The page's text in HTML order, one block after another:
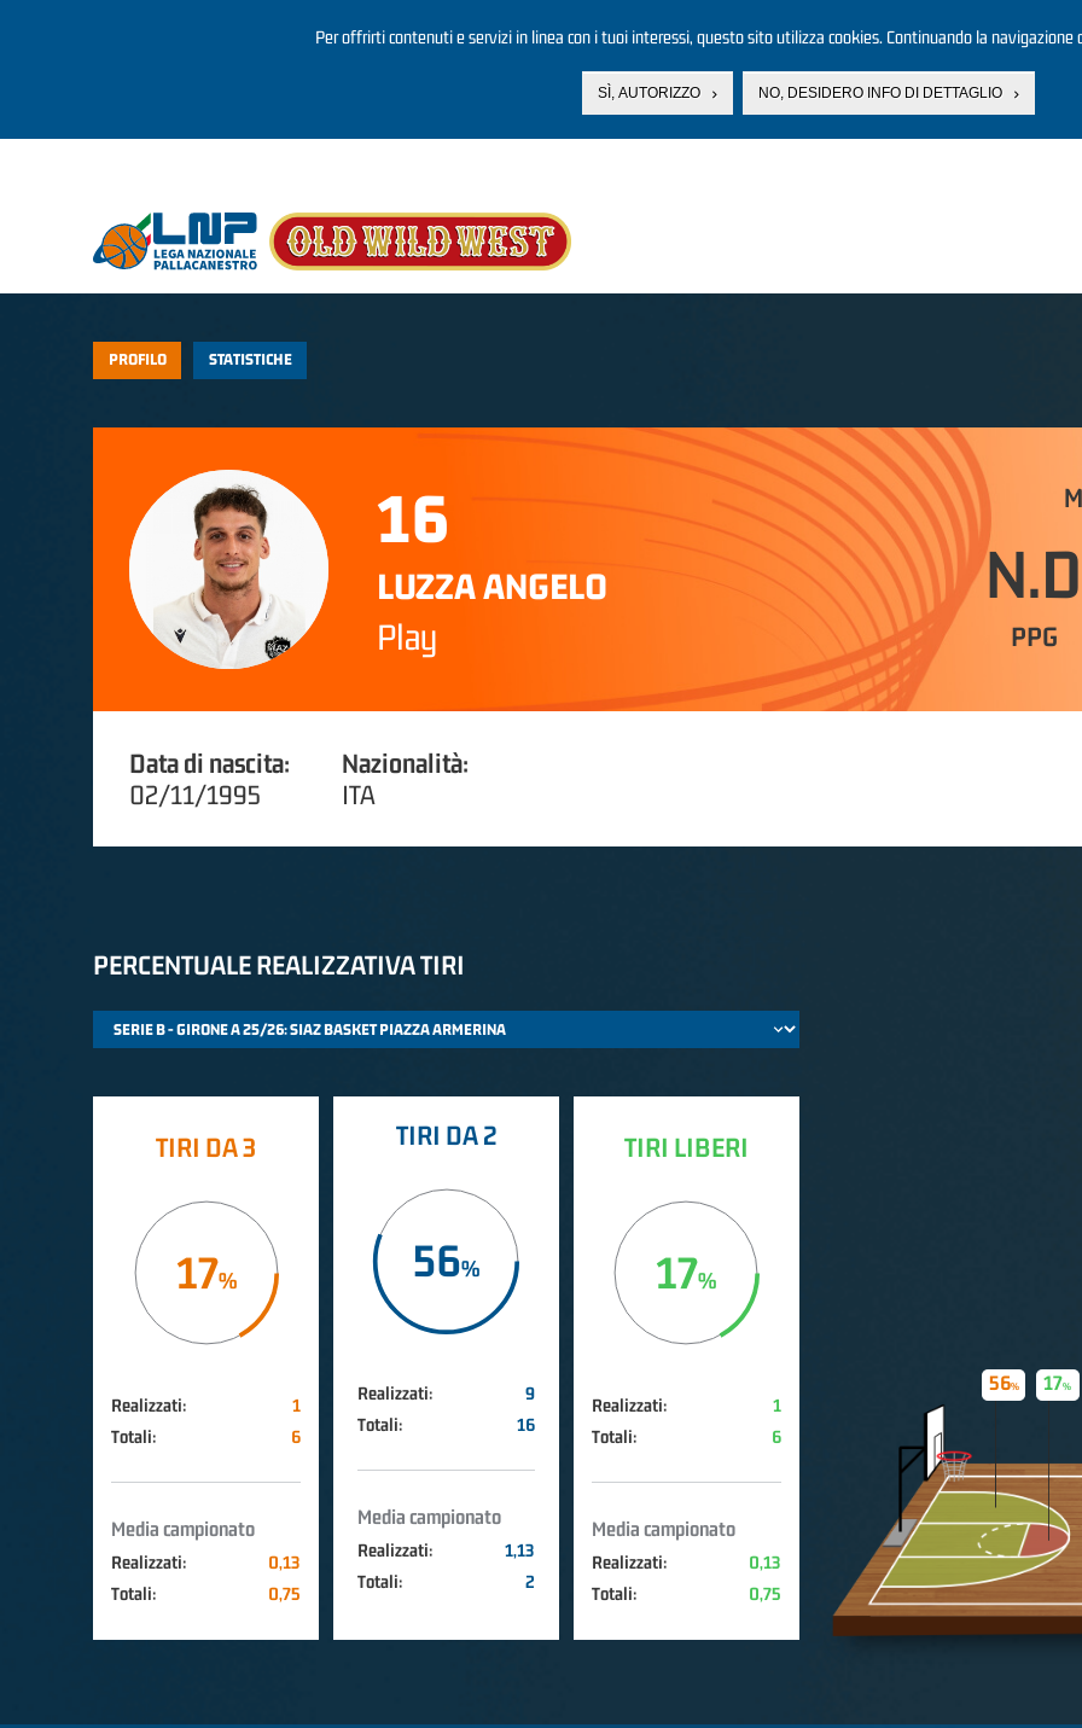
Per offrirti contenuti e servizi in linea con i tuoi interessi, questo sito utilizza cookies. Continuando la navigazione
SÌ, AUTORIZZO NO, DESIDERO INFO DI DETTAGLIO
PROFILO STATISTICHE
16
LUZZA ANGELO
Play
N.D
PPG
Data di nascita:
02/11/1995
Nazionalità:
ITA
PERCENTUALE REALIZZATIVA TIRI
TIRI DA 3
17
Realizzati:
1
Totali:
6
Media campionato
Realizzati:
0,13
Totali:
0,75
TIRI DA 2
56
Realizzati:
9
Totali:
16
Media campionato
Realizzati:
1,13
Totali:
2
TIRI LIBERI
17
Realizzati:
1
Totali:
6
Media campionato
Realizzati:
0,13
Totali:
0,75
17
56